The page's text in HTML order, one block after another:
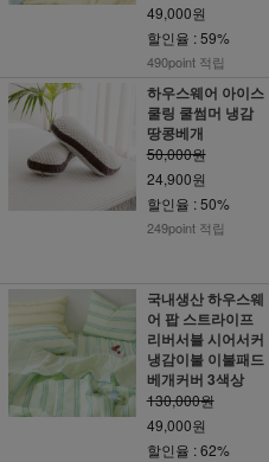
49,000원
할인율 : 59%
490point 적립
하우스웨어 아이스
쿨링 쿨썸머 냉감
땅콩베개
50,000원
24,900원
할인율 : 50%
249point 적립
국내생산 하우스웨
어 팝 스트라이프
리버서블 시어서커
냉감이불 이불패드
베개커버 3색상
130,000원
49,000원
할인율 : 62%